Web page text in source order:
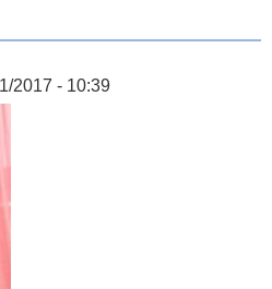
2017 - 10:39